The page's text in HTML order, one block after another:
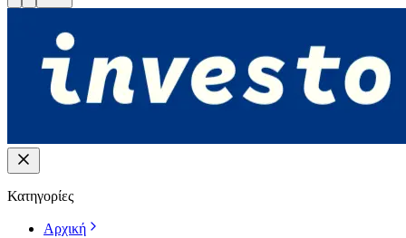
Κατηγορίες
Αρχική